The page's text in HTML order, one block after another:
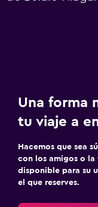
Una forma
tu viaje a
Hacemos que sea
con los amigos o la
disponible para su
el que reserves.